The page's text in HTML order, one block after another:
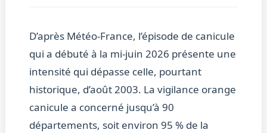
D’après Météo-France, l’épisode de canicule
qui a débuté à la mi-juin 2026 présente une
intensité qui dépasse celle, pourtant
historique, d’août 2003. La vigilance orange
canicule a concerné jusqu’à 90
départements, soit environ 95 % de la